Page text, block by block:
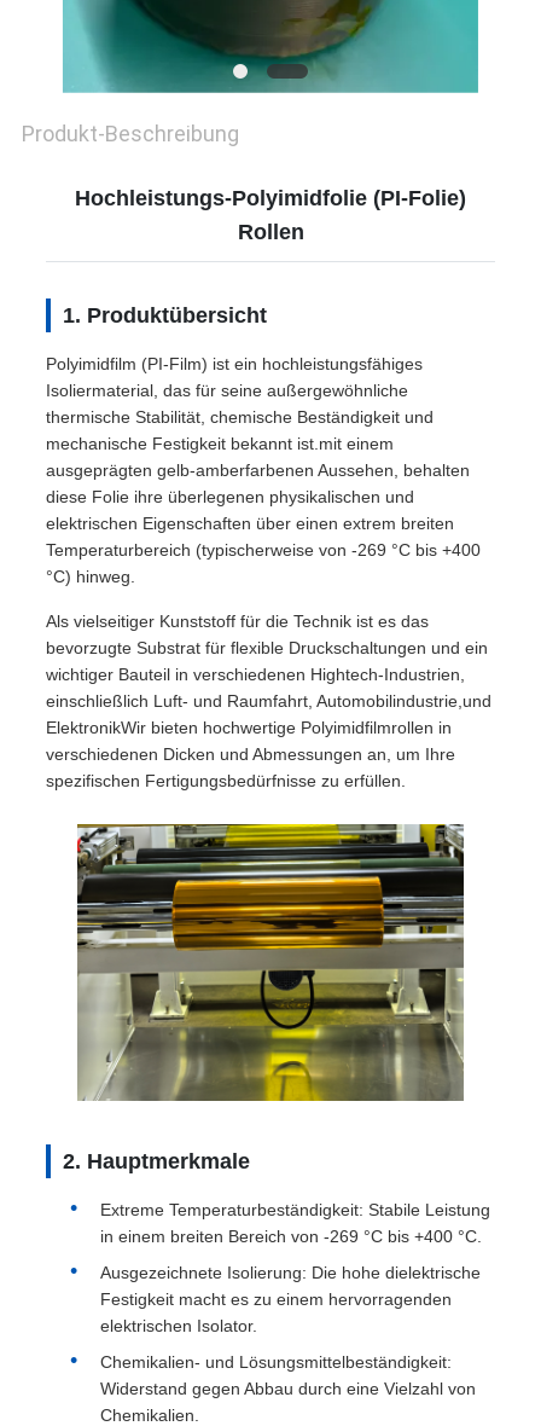
ZITAT
SITEMAP
DATENSCHUTZRICHTLINIE
Produkt-Beschreibung
Hochleistungs-Polyimidfolie (PI-Folie)
Rollen
1. Produktübersicht
Polyimidfilm (PI-Film) ist ein hochleistungsfähiges
Isoliermaterial, das für seine außergewöhnliche
thermische Stabilität, chemische Beständigkeit und
mechanische Festigkeit bekannt ist.mit einem
ausgeprägten gelb-amberfarbenen Aussehen, behalten
diese Folie ihre überlegenen physikalischen und
elektrischen Eigenschaften über einen extrem breiten
Temperaturbereich (typischerweise von -269 °C bis +400
°C) hinweg.
Als vielseitiger Kunststoff für die Technik ist es das
bevorzugte Substrat für flexible Druckschaltungen und ein
wichtiger Bauteil in verschiedenen Hightech-Industrien,
einschließlich Luft- und Raumfahrt, Automobilindustrie,und
ElektronikWir bieten hochwertige Polyimidfilmrollen in
verschiedenen Dicken und Abmessungen an, um Ihre
spezifischen Fertigungsbedürfnisse zu erfüllen.
2. Hauptmerkmale
Extreme Temperaturbeständigkeit: Stabile Leistung
in einem breiten Bereich von -269 °C bis +400 °C.
Ausgezeichnete Isolierung: Die hohe dielektrische
Festigkeit macht es zu einem hervorragenden
elektrischen Isolator.
Chemikalien- und Lösungsmittelbeständigkeit:
Widerstand gegen Abbau durch eine Vielzahl von
Chemikalien.